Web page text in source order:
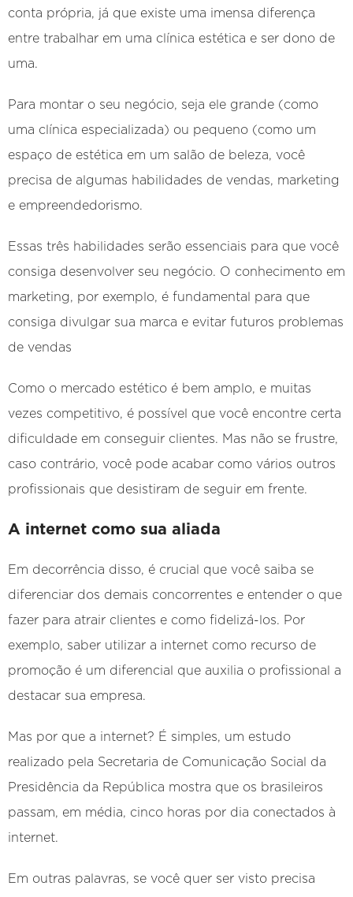
conta própria, já que existe uma imensa diferença
entre trabalhar em uma clínica estética e ser dono de
uma.
Para montar o seu negócio, seja ele grande (como
uma clínica especializada) ou pequeno (como um
espaço de estética em um salão de beleza, você
precisa de algumas habilidades de vendas, marketing
e empreendedorismo.
Essas três habilidades serão essenciais para que você
consiga desenvolver seu negócio. O conhecimento em
marketing, por exemplo, é fundamental para que
consiga divulgar sua marca e evitar futuros problemas
de vendas
Como o mercado estético é bem amplo, e muitas
vezes competitivo, é possível que você encontre certa
dificuldade em conseguir clientes. Mas não se frustre,
caso contrário, você pode acabar como vários outros
profissionais que desistiram de seguir em frente.
A internet como sua aliada
Em decorrência disso, é crucial que você saiba se
diferenciar dos demais concorrentes e entender o que
fazer para atrair clientes e como fidelizá-los. Por
exemplo, saber utilizar a internet como recurso de
promoção é um diferencial que auxilia o profissional a
destacar sua empresa.
Mas por que a internet? É simples, um estudo
realizado pela Secretaria de Comunicação Social da
Presidência da República mostra que os brasileiros
passam, em média, cinco horas por dia conectados à
internet.
Em outras palavras, se você quer ser visto precisa